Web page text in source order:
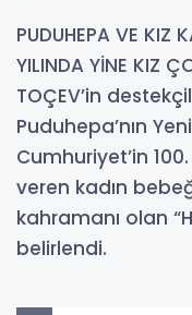
PUDUHEPA VE KIZ
YILINDA YİNE KIZ
TOÇEV’in
Puduhepa’nın
Cumhuriyet’in
veren kadın
kahramanı olan
belirlendi.